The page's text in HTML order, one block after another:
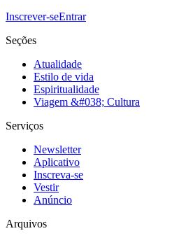
Inscrever-seEntrar
Seções
Atualidade
Estilo de vida
Espiritualidade
Viagem &#038; Cultura
Serviços
Newsletter
Aplicativo
Inscreva-se
Vestir
Anúncio
Arquivos